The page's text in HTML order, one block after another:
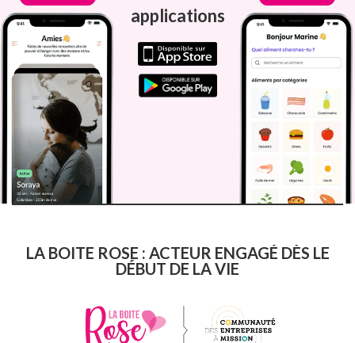
applications
LA BOITE ROSE : ACTEUR ENGAGÉ DÈS LE
DÉBUT DE LA VIE